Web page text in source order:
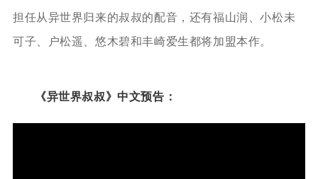
担任从异世界归来的叔叔的配音，还有福山润、小松未
可子、户松遥、悠木碧和丰崎爱生都将加盟本作。
《异世界叔叔》中文预告：